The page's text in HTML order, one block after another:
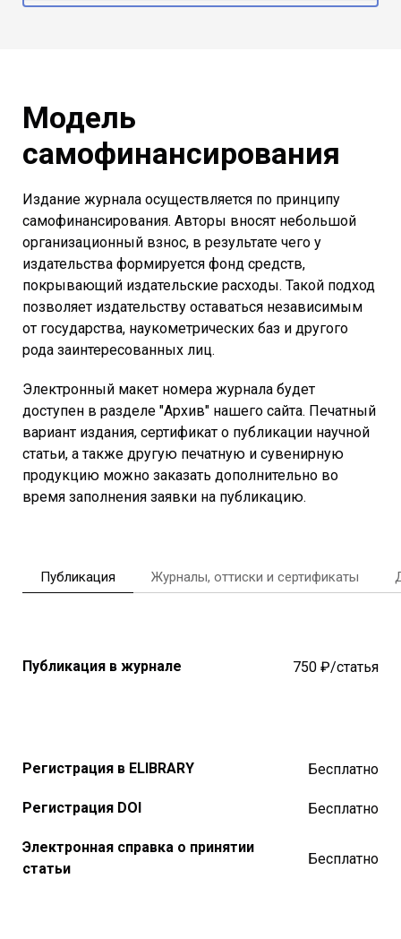
Модель
самофинансирования
Издание журнала осуществляется по принципу
самофинансирования. Авторы вносят небольшой
организационный взнос, в результате чего у
издательства формируется фонд средств,
покрывающий издательские расходы. Такой подход
позволяет издательству оставаться независимым
от государства, наукометрических баз и другого
рода заинтересованных лиц.
Электронный макет номера журнала будет
доступен в разделе "Архив" нашего сайта. Печатный
вариант издания, сертификат о публикации научной
статьи, а также другую печатную и сувенирную
продукцию можно заказать дополнительно во
время заполнения заявки на публикацию.
Публикация Журналы, оттиски и сертификаты
Публикация в журнале 750 ₽/статья
Регистрация в ELIBRARY Бесплатно
Регистрация DOI Бесплатно
Электронная справка о принятии
статьи
Бесплатно